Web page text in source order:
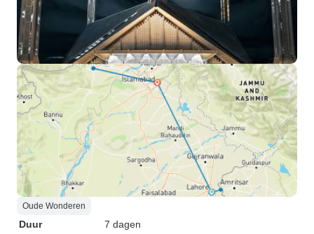
Oude Wonderen
Duur
7 dagen